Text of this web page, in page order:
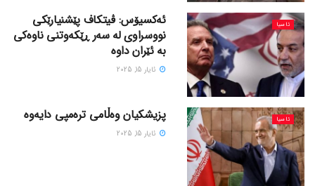
ئاسیا
ئەکسیۆس: ڤیتکاف پێشنیارێکی
نووسراوی لە سەر ڕێکەوتنی ناوەکی
بە ئێران داوە
ئایار 15, 2025
ئاسیا پزیشکیان وەڵامی ترەمپی دایەوە
ئایار 15, 2025